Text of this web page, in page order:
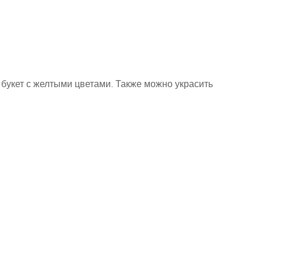
с желтыми цветами. Также можно украсить